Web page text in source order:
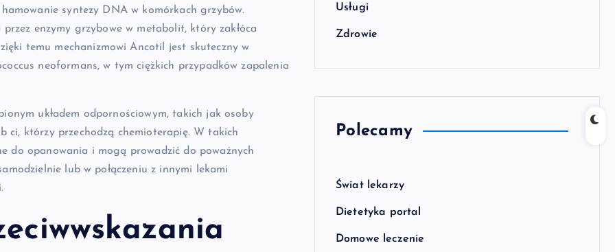
syntezy DNA w komórkach grzybów.
enzymy grzybowe w metabolit, który zakłóca
temu mechanizmowi Ancotil jest skuteczny w
neoformans, w tym ciężkich przypadków zapalenia
układem odpornościowym, takich jak osoby
ci, którzy przechodzą chemioterapię. W takich
do opanowania i mogą prowadzić do poważnych
lub w połączeniu z innymi lekami
Usługi
Zdrowie
Polecamy
Świat lekarzy
Dietetyka portal
Domowe leczenie